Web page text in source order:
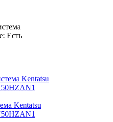
Есть
Kentatsu